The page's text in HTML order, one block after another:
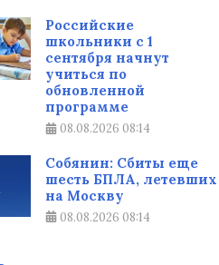
Российские
школьники с 1
сентября начнут
учиться по
обновленной
программе
08.08.2026 08:14
Собянин: Сбиты еще
шесть БПЛА, летевших
на Москву
08.08.2026 08:14